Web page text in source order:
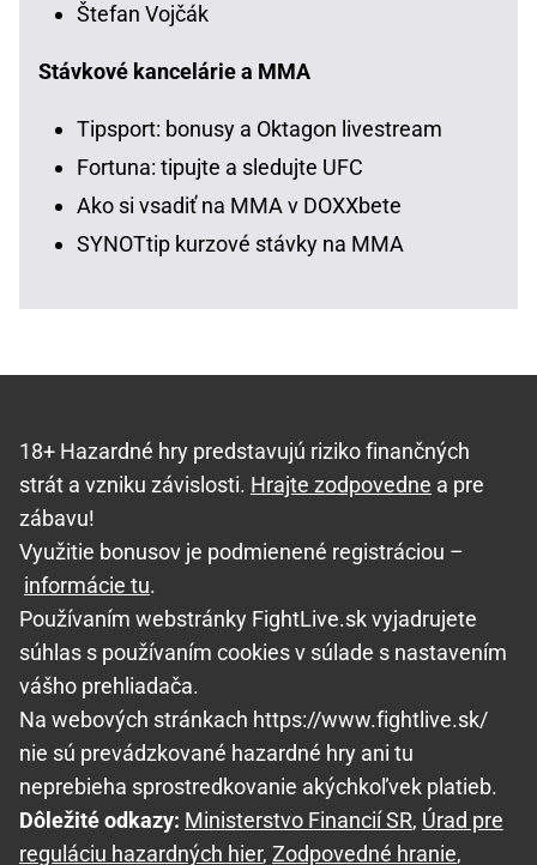
Štefan Vojčák
Stávkové kancelárie a MMA
Tipsport: bonusy a Oktagon livestream
Fortuna: tipujte a sledujte UFC
Ako si vsadiť na MMA v DOXXbete
SYNOTtip kurzové stávky na MMA
18+ Hazardné hry predstavujú riziko finančných
strát a vzniku závislosti. Hrajte zodpovedne a pre
zábavu!
Využitie bonusov je podmienené registráciou –
informácie tu.
Používaním webstránky FightLive.sk vyjadrujete
súhlas s používaním cookies v súlade s nastavením
vášho prehliadača.
Na webových stránkach https://www.fightlive.sk/
nie sú prevádzkované hazardné hry ani tu
neprebieha sprostredkovanie akýchkoľvek platieb.
Dôležité odkazy: Ministerstvo Financií SR, Úrad pre
reguláciu hazardných hier, Zodpovedné hranie,